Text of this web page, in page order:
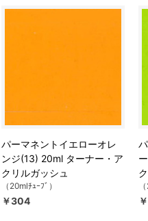
パーマネントイエローオレ
ンジ(13) 20ml ターナー・ア
クリルガッシュ
（20mlﾁｭｰﾌﾞ）
￥304